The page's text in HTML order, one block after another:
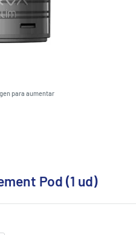
para aumentar
Pod (1 ud)